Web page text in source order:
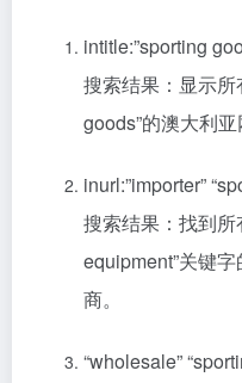
intitle:”sporting
搜索结果：显示所
goods”的澳大利亚
inurl:”importer”
搜索结果：找到所
equipment”关键
商。
“wholesale”